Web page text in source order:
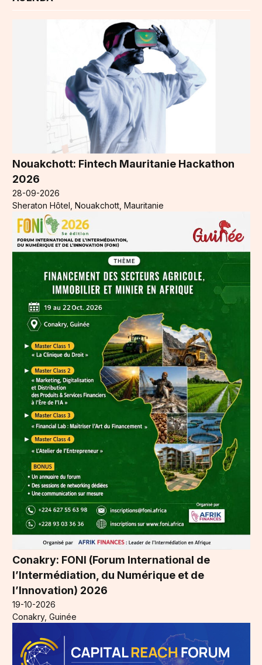
Nouakchott: Fintech Mauritanie Hackathon
2026
28-09-2026
Sheraton Hôtel, Nouakchott, Mauritanie
Conakry: FONI (Forum International de
l’Intermédiation, du Numérique et de
l’Innovation) 2026
19-10-2026
Conakry, Guinée